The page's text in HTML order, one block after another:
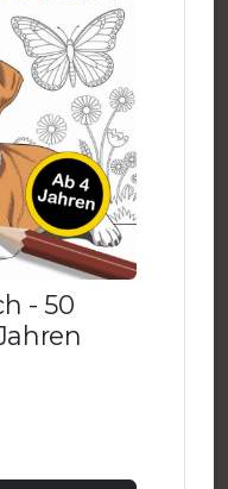
- 50